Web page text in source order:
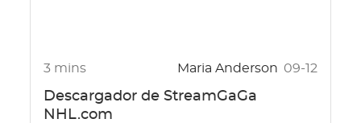
3 mins Maria Anderson 09-12
Descargador de StreamGaGa
NHL.com